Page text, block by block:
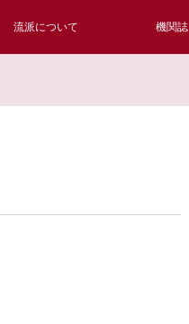
流派について 機関誌